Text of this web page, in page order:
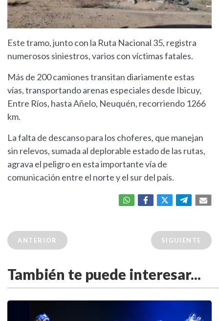
Este tramo, junto con la Ruta Nacional 35, registra
numerosos siniestros, varios con víctimas fatales.
Más de 200 camiones transitan diariamente estas
vías, transportando arenas especiales desde Ibicuy,
Entre Ríos, hasta Añelo, Neuquén, recorriendo 1266
km.
La falta de descanso para los choferes, que manejan
sin relevos, sumada al deplorable estado de las rutas,
agrava el peligro en esta importante vía de
comunicación entre el norte y el sur del país.
ANTERIOR SIGUIENTE
También te puede interesar...